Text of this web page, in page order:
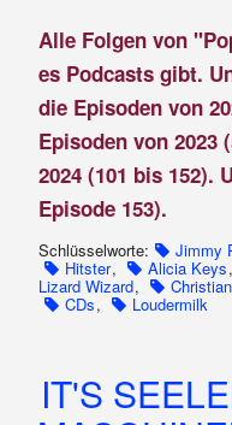
Alle Folgen von
es Podcasts gibt.
die Episoden von
Episoden von 2023
2024 (101 bis 152).
Episode 153).
Schlüsselworte: Jimmy
Hitster, Alicia Keys,
Lizard Wizard,
CDs, Loudermilk
IT'S